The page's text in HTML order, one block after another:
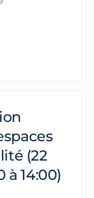
(22
à 14:00)